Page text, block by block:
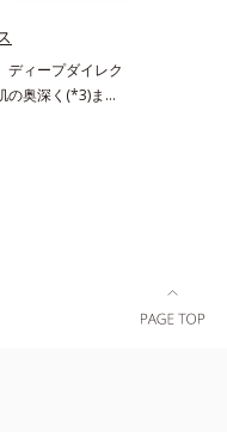
ディープダイレク
の奥深く(*3)まで
原因“詰まりメ
感あふれる輝く